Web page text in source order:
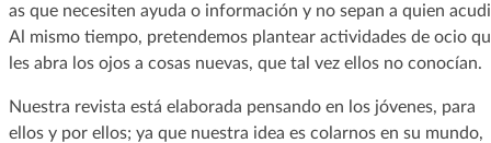
as que necesiten ayuda o información y no sepan a quien
Al mismo tiempo, pretendemos plantear actividades de ocio
les abra los ojos a cosas nuevas, que tal vez ellos no conocían.
Nuestra revista está elaborada pensando en los jóvenes, para
ellos y por ellos; ya que nuestra idea es colarnos en su mundo,